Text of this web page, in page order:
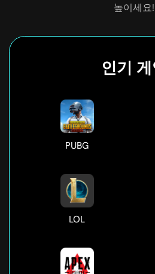
높이세요!
인기 게
PUBG
LOL